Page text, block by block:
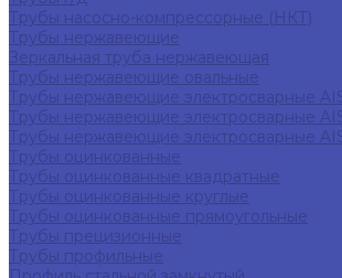
Трубы насосно-компрессорные (НКТ)
Трубы нержавеющие
Зеркальная труба нержавеющая
Трубы нержавеющие овальные
Трубы нержавеющие электросварные
Трубы нержавеющие электросварные
Трубы нержавеющие электросварные
Трубы оцинкованные
Трубы оцинкованные квадратные
Трубы оцинкованные круглые
Трубы оцинкованные прямоугольные
Трубы прецизионные
Трубы профильные